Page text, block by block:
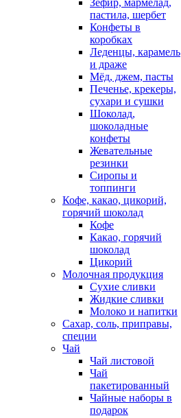
Зефир, мармелад,
пастила, шербет
Конфеты в
коробках
Леденцы, карамель
и драже
Мёд, джем, пасты
Печенье, крекеры,
сухари и сушки
Шоколад,
шоколадные
конфеты
Жевательные
резинки
Сиропы и
топпинги
Кофе, какао, цикорий,
горячий шоколад
Кофе
Какао, горячий
шоколад
Цикорий
Молочная продукция
Сухие сливки
Жидкие сливки
Молоко и напитки
Сахар, соль, приправы,
специи
Чай
Чай листовой
Чай
пакетированный
Чайные наборы в
подарок